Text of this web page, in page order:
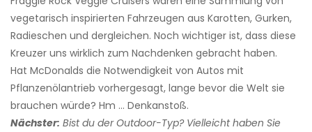
vegetarisch inspirierten Fahrzeugen aus Karotten, Gurken,
Radieschen und dergleichen. Noch wichtiger ist, dass diese
Kreuzer uns wirklich zum Nachdenken gebracht haben.
Hat McDonalds die Notwendigkeit von Autos mit
Pflanzenölantrieb vorhergesagt, lange bevor die Welt sie
brauchen würde? Hm ... Denkanstoß.
Nächster: Bist du der Outdoor-Typ? Vielleicht haben Sie